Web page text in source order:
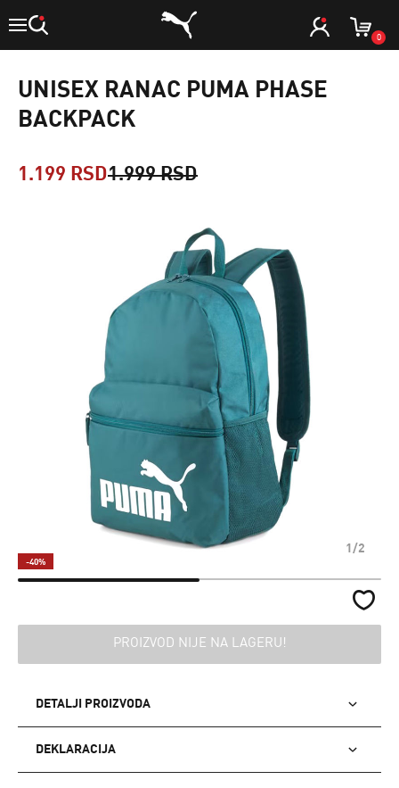
0
UNISEX RANAC PUMA PHASE
BACKPACK
1.199 RSD1.999 RSD
1/2
-40%
PROIZVOD NIJE NA LAGERU!
DETALJI PROIZVODA
DEKLARACIJA